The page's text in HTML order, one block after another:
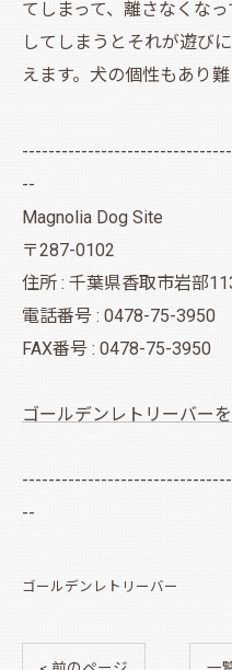
てしまって、離さなくな
してしまうとそれが遊び
えます。犬の個性もあり難
--
Magnolia Dog Site
〒287-0102
住所 : 千葉県香取市岩部
電話番号 : 0478-75-3950
FAX番号 : 0478-75-3950
ゴールデンレトリーバー
--
ゴールデンレトリーバー